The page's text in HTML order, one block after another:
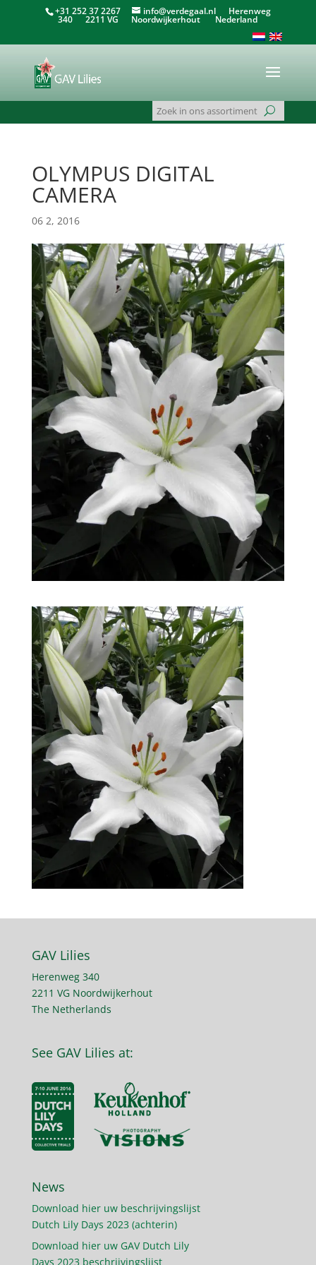
+31 252 37 2267 info@verdegaal.nlHerenweg
340 2211 VG Noordwijkerhout Nederland
OLYMPUS DIGITAL
CAMERA
06 2, 2016
GAV Lilies
Herenweg 340
2211 VG Noordwijkerhout
The Netherlands
See GAV Lilies at:
News
Download hier uw beschrijvingslijst
Dutch Lily Days 2023 (achterin)
Download hier uw GAV Dutch Lily
Days 2023 beschrijvingslijst